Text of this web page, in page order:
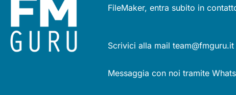
FileMaker, entra subito in
Scrivici alla mail team@fmguru.it
Messaggia con noi tramite